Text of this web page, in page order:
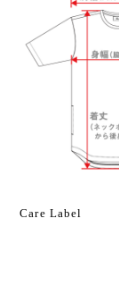
Care Label